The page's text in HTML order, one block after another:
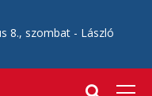
8., szombat - László